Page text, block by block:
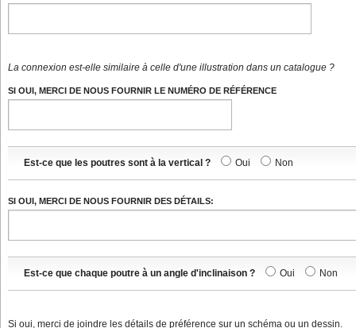
La connexion est-elle similaire à celle d'une illustration dans un catalogue ?
SI OUI, MERCI DE NOUS FOURNIR LE NUMÉRO DE RÉFÉRENCE
Est-ce que les poutres sont à la vertical ? Oui Non
SI OUI, MERCI DE NOUS FOURNIR DES DÉTAILS:
Est-ce que chaque poutre à un angle d'inclinaison ? Oui Non
Si oui, merci de joindre les détails de préférence sur un schéma ou un dessin.